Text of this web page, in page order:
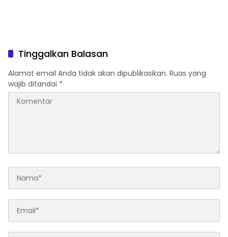
Tinggalkan Balasan
Alamat email Anda tidak akan dipublikasikan. Ruas yang
wajib ditandai *